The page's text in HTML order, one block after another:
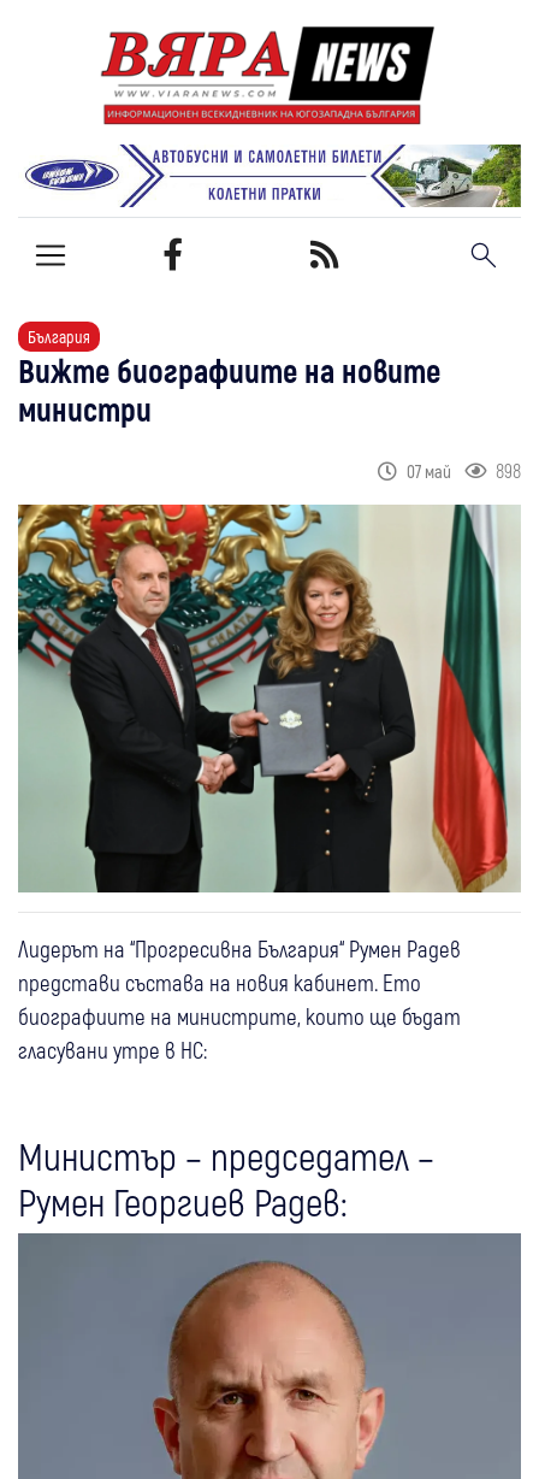
България
Вижте биографиите на новите
министри
07 май 898
Лидерът на “Прогресивна България“ Румен Радев
представи състава на новия кабинет. Ето
биографиите на министрите, които ще бъдат
гласувани утре в НС:
Министър – председател –
Румен Георгиев Радев: